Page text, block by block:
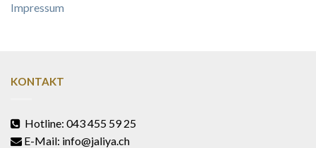
Impressum
KONTAKT
Hotline: 043 455 59 25
E-Mail: info@jaliya.ch